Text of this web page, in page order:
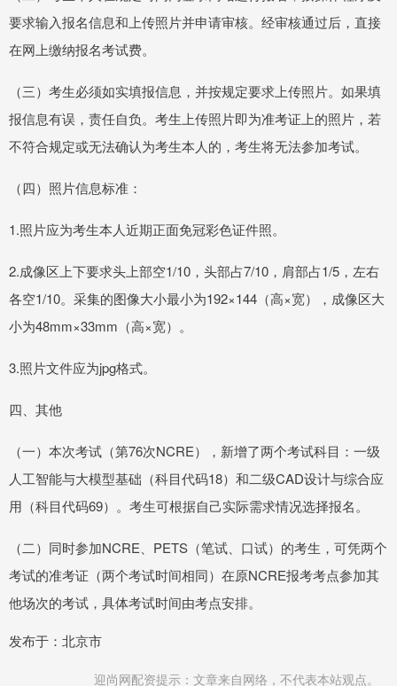
要求输入报名信息和上传照片并申请审核。经审核通过后，直接
在网上缴纳报名考试费。
（三）考生必须如实填报信息，并按规定要求上传照片。如果填
报信息有误，责任自负。考生上传照片即为准考证上的照片，若
不符合规定或无法确认为考生本人的，考生将无法参加考试。
（四）照片信息标准：
1.照片应为考生本人近期正面免冠彩色证件照。
2.成像区上下要求头上部空1/10，头部占7/10，肩部占1/5，左右
各空1/10。采集的图像大小最小为192×144（高×宽），成像区大
小为48mm×33mm（高×宽）。
3.照片文件应为jpg格式。
四、其他
（一）本次考试（第76次NCRE），新增了两个考试科目：一级
人工智能与大模型基础（科目代码18）和二级CAD设计与综合应
用（科目代码69）。考生可根据自己实际需求情况选择报名。
（二）同时参加NCRE、PETS（笔试、口试）的考生，可凭两个
考试的准考证（两个考试时间相同）在原NCRE报考考点参加其
他场次的考试，具体考试时间由考点安排。
发布于：北京市
迎尚网配资提示：文章来自网络，不代表本站观点。